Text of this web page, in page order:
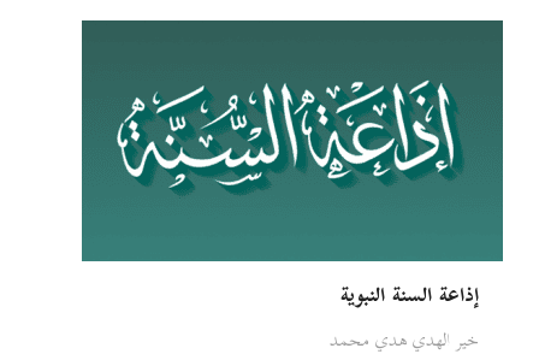
إذاعة السنة النبوية
خير الهدي هدي محمد